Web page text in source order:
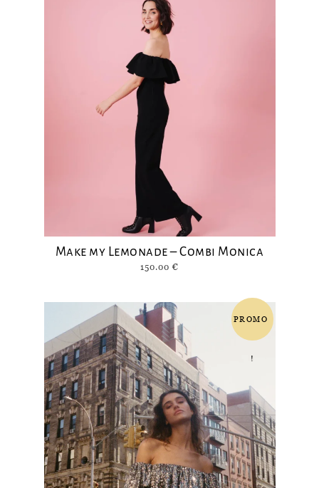
Make my Lemonade – Combi Monica
150.00 €
PROMO
!